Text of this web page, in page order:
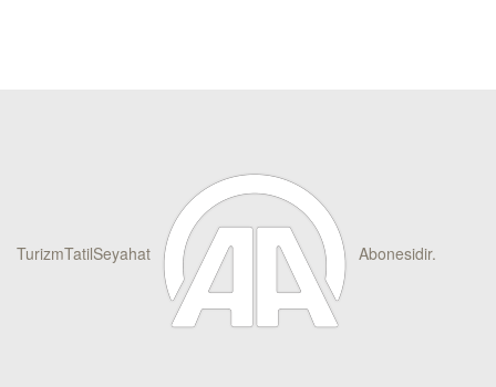
TurizmTatilSeyahat Abonesidir.